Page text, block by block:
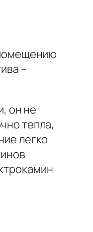
–
он не
тепла,
легко